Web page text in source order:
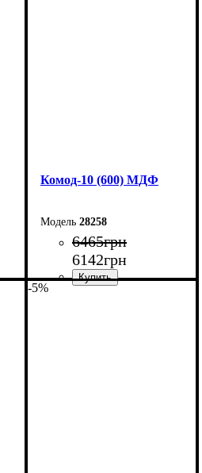
Комод-10 (600) МДФ
28258
6465грн
6142грн
-5%